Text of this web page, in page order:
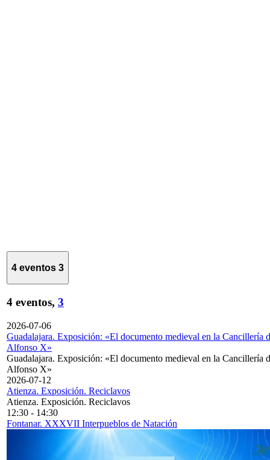
4 eventos 3
4 eventos, 3
2026-07-06
Guadalajara. Exposición: «El documento medieval en la Cancillería
Alfonso X»
Guadalajara. Exposición: «El documento medieval en la Cancillería
Alfonso X»
2026-07-12
Atienza. Exposición. Reciclavos
Atienza. Exposición. Reciclavos
12:30 - 14:30
Fontanar. XXXVII Interpueblos de Natación